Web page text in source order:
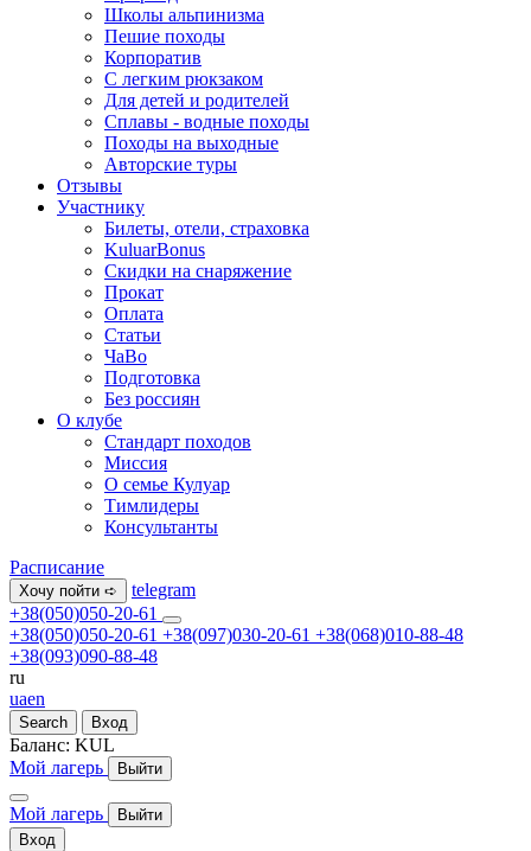
Школы альпинизма
Пешие походы
Корпоратив
С легким рюкзаком
Для детей и родителей
Сплавы - водные походы
Походы на выходные
Авторские туры
Отзывы
Участнику
Билеты, отели, страховка
KuluarBonus
Скидки на снаряжение
Прокат
Оплата
Статьи
ЧаВо
Подготовка
Без россиян
О клубе
Стандарт походов
Миссия
О семье Кулуар
Тимлидеры
Консультанты
Расписание
Хочу пойти ➪
telegram
+38(050)050-20-61
+38(050)050-20-61 +38(097)030-20-61 +38(068)010-88-48
+38(093)090-88-48
ru
uaen
Search Вход
Баланс: KUL
Мой лагерь
Выйти
Мой лагерь
Выйти
Вход